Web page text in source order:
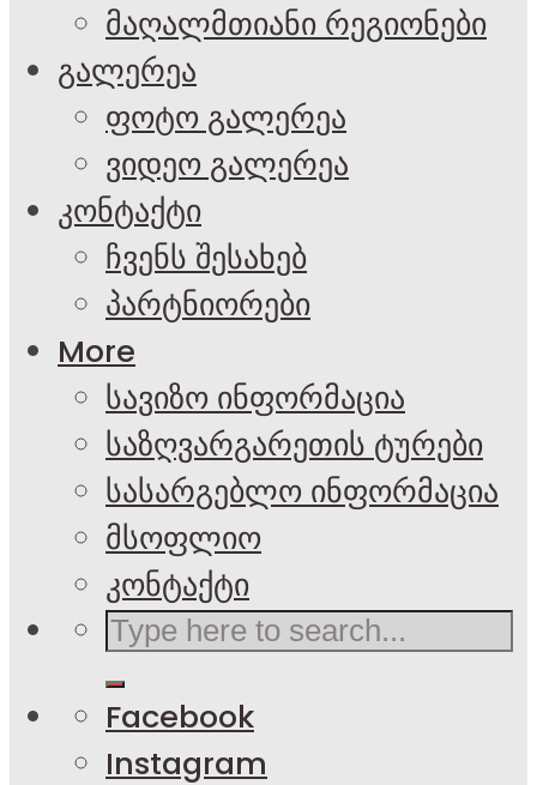
მაღალმთიანი რეგიონები
გალერეა
ფოტო გალერეა
ვიდეო გალერეა
კონტაქტი
ჩვენს შესახებ
პარტნიორები
More
სავიზო ინფორმაცია
საზღვარგარეთის ტურები
სასარგებლო ინფორმაცია
მსოფლიო
კონტაქტი
Facebook
Instagram